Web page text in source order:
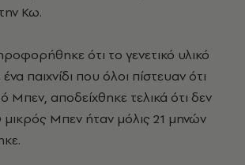
Κω.
ότι το γενετικό υλικό
παιχνίδι που όλοι πίστευαν ότι
Μπεν, αποδείχθηκε τελικά ότι δεν
μικρός Μπεν ήταν μόλις 21 μηνών